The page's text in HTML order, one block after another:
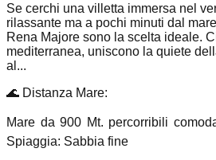
Se cerchi una villetta immersa nel
rilassante ma a pochi minuti dal
Rena Majore sono la scelta ideale.
mediterranea, uniscono la quiete
al...
🌊 Distanza Mare:
Mare da 900 Mt. percorribili
Spiaggia: Sabbia fine